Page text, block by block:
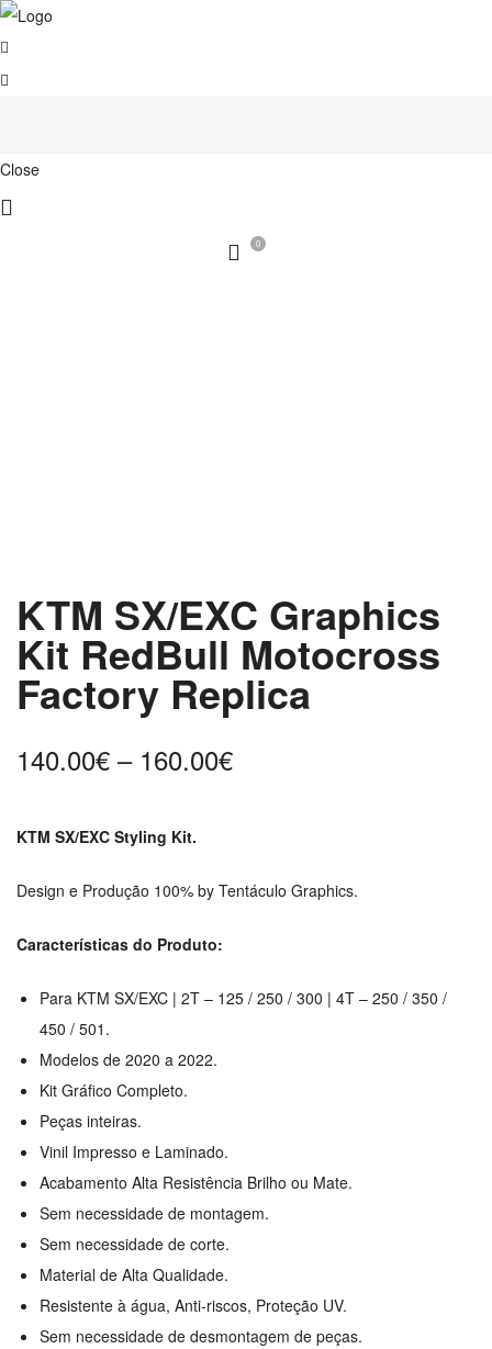
Close
0
KTM SX/EXC Graphics
Kit RedBull Motocross
Factory Replica
140.00€ – 160.00€Price
160.00€
KTM SX/EXC Styling Kit.
Design e Produção 100% by Tentáculo Graphics.
Características do Produto:
Para KTM SX/EXC | 2T – 125 / 250 / 300 | 4T – 250 / 350 /
450 / 501.
Modelos de 2020 a 2022.
Kit Gráfico Completo.
Peças inteiras.
Vinil Impresso e Laminado.
Acabamento Alta Resistência Brilho ou Mate.
Sem necessidade de montagem.
Sem necessidade de corte.
Material de Alta Qualidade.
Resistente à água, Anti-riscos, Proteção UV.
Sem necessidade de desmontagem de peças.